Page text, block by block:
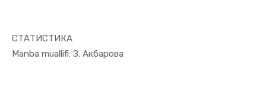
СТАТИСТИКА
Manba muallifi: З. АкбароваIn Ekonome...